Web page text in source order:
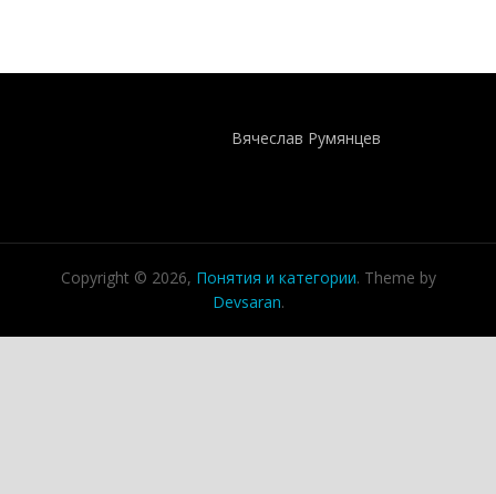
Вячеслав Румянцев
Copyright © 2026, Понятия и категории. Theme by
Devsaran.